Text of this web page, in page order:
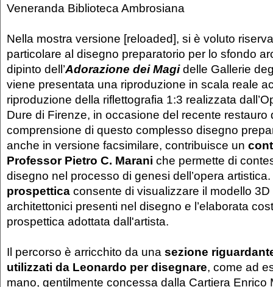
Veneranda Biblioteca Ambrosiana
Nella mostra versione [reloaded], si è voluto
particolare al disegno preparatorio per lo sfondo
dipinto dell’Adorazione dei Magidelle Gallerie
viene presentata una riproduzione in scala reale
riproduzione della riflettografia 1:3 realizzata
Dure di Firenze, in occasione del recente restauro
comprensione di questo complesso disegno
anche in versione facsimilare, contribuisce un
Professor Pietro C. Marani che permette di
disegno nel processo di genesi dell’opera
prospettica consente di visualizzare il modello
architettonici presenti nel disegno e l’elaborata
prospettica adottata dall'artista.
Il percorso è arricchito da una sezione
utilizzati da Leonardo per disegnare, come ad
mano, gentilmente concessa dalla Cartiera Enrico